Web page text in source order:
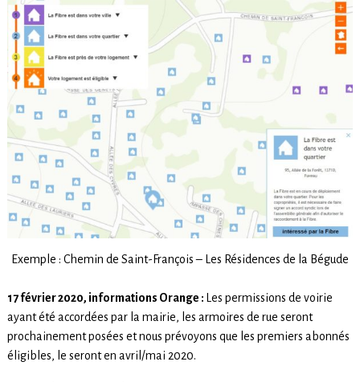
Exemple : Chemin de Saint-François – Les Résidences de la Bégude
17 février 2020, informations Orange :
Les permissions de voirie
ayant été accordées par la mairie, les armoires de rue seront
prochainement posées et nous prévoyons que les premiers abonnés
éligibles, le seront en avril/mai 2020.